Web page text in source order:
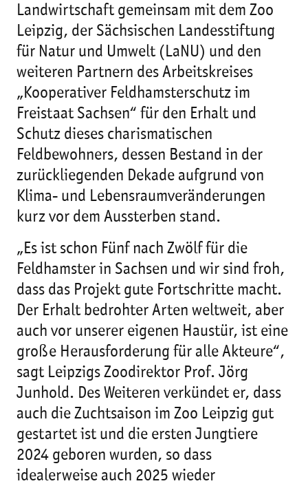
Landwirtschaft gemeinsam mit dem Zoo
Leipzig, der Sächsischen Landesstiftung
für Natur und Umwelt (LaNU) und den
weiteren Partnern des Arbeitskreises
„Kooperativer Feldhamsterschutz im
Freistaat Sachsen“ für den Erhalt und
Schutz dieses charismatischen
Feldbewohners, dessen Bestand in der
zurückliegenden Dekade aufgrund von
Klima- und Lebensraumveränderungen
kurz vor dem Aussterben stand.
„Es ist schon Fünf nach Zwölf für die
Feldhamster in Sachsen und wir sind froh,
dass das Projekt gute Fortschritte macht.
Der Erhalt bedrohter Arten weltweit, aber
auch vor unserer eigenen Haustür, ist eine
große Herausforderung für alle Akteure“,
sagt Leipzigs Zoodirektor Prof. Jörg
Junhold. Des Weiteren verkündet er, dass
auch die Zuchtsaison im Zoo Leipzig gut
gestartet ist und die ersten Jungtiere
2024 geboren wurden, so dass
idealerweise auch 2025 wieder